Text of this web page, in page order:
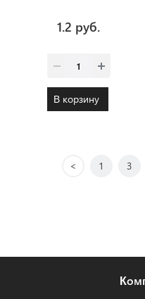
1.2 руб.
В корзину
< 1 3